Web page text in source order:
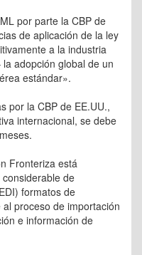
por parte la CBP de
de aplicación de la ley
a la industria
adopción global de un
estándar».
por la CBP de EE.UU.,
internacional, se debe
Fronteriza está
de
formatos de
proceso de importación
e información de